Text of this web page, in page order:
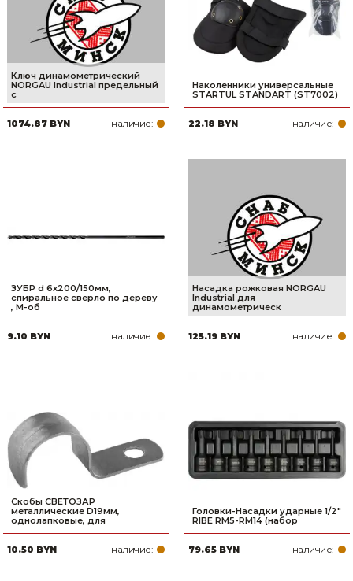
Ключ динамометрический
NORGAU Industrial предельный
с
1074.87 BYN наличие:
Наколенники универсальные
STARTUL STANDART (ST7002)
22.18 BYN наличие:
ЗУБР d 6x200/150мм,
спиральное сверло по дереву
, М-об
9.10 BYN наличие:
Насадка рожковая NORGAU
Industrial для
динамометрическ
125.19 BYN наличие:
Скобы СВЕТОЗАР
металлические D19мм,
однолапковые, для
10.50 BYN наличие:
Головки-Насадки ударные 1/2"
RIBE RM5-RM14 (набор
79.65 BYN наличие: